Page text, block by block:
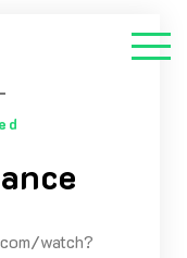
watch?